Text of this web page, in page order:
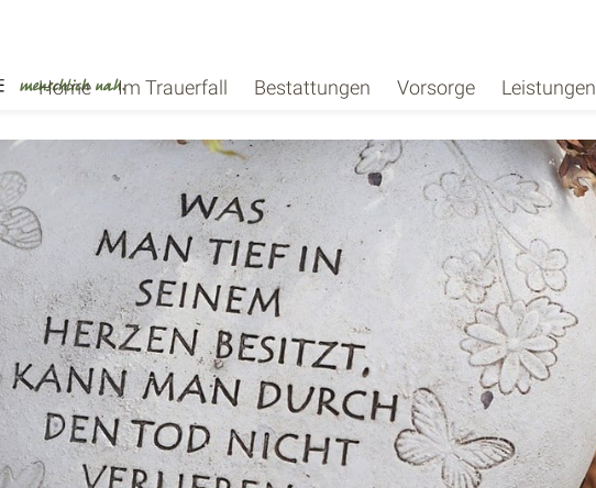
Home Im Trauerfall Bestattungen Vorsorge Leistungen